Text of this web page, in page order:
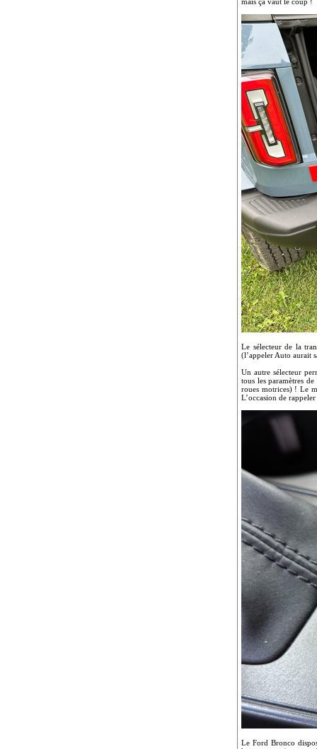
Le sélecteur de la
(l’appeler Auto aurait
Un autre sélecteur
tous les paramètres
roues motrices) ! Le
L’occasion de
Le Ford Bronco